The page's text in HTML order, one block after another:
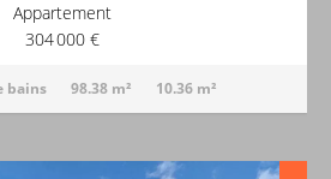
Appartement
304 000 €
bains 98.38 m² 10.36 m²